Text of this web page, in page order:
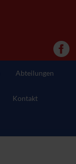
Abteilungen
Kontakt